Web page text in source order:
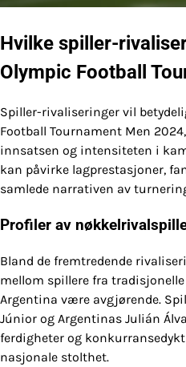
Hvilke spiller-
Olympic Football
Spiller-rivaliseringer vil
Football Tournament Men
innsatsen og intensiteten i
kan påvirke lagprestasjoner,
samlede narrativen av
Profiler av
Bland de fremtredende
mellom spillere fra
Argentina være avgjørende.
Júnior og Argentinas Julián
ferdigheter og
nasjonale stolthet.